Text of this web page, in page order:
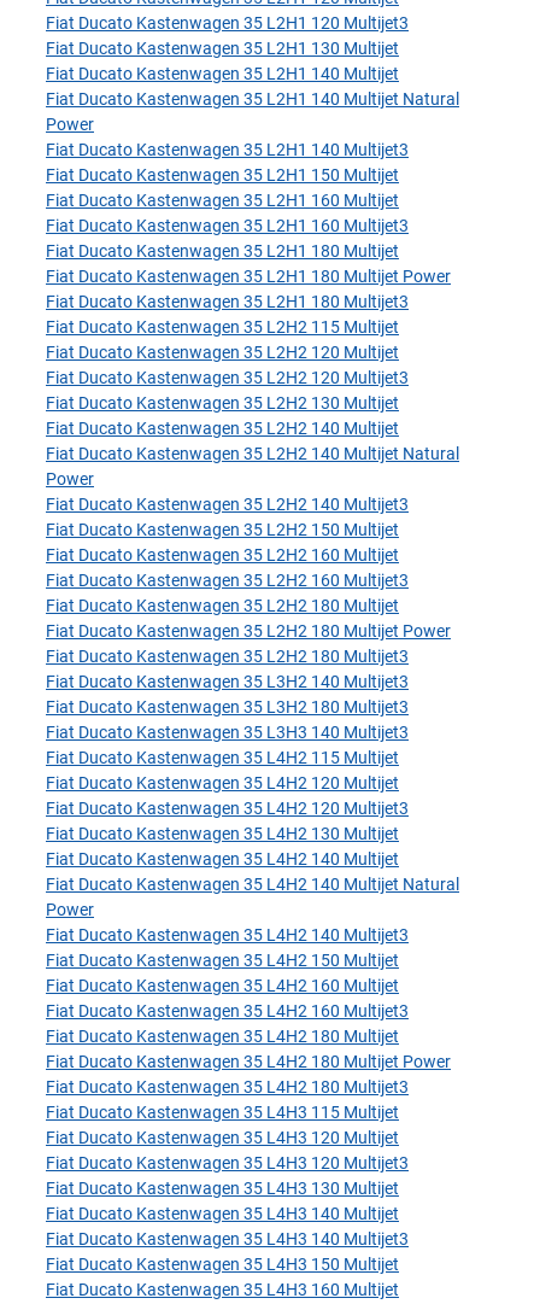
Fiat Ducato Kastenwagen 35 L2H1 120 Multijet3
Fiat Ducato Kastenwagen 35 L2H1 130 Multijet
Fiat Ducato Kastenwagen 35 L2H1 140 Multijet
Fiat Ducato Kastenwagen 35 L2H1 140 Multijet Natural
Power
Fiat Ducato Kastenwagen 35 L2H1 140 Multijet3
Fiat Ducato Kastenwagen 35 L2H1 150 Multijet
Fiat Ducato Kastenwagen 35 L2H1 160 Multijet
Fiat Ducato Kastenwagen 35 L2H1 160 Multijet3
Fiat Ducato Kastenwagen 35 L2H1 180 Multijet
Fiat Ducato Kastenwagen 35 L2H1 180 Multijet Power
Fiat Ducato Kastenwagen 35 L2H1 180 Multijet3
Fiat Ducato Kastenwagen 35 L2H2 115 Multijet
Fiat Ducato Kastenwagen 35 L2H2 120 Multijet
Fiat Ducato Kastenwagen 35 L2H2 120 Multijet3
Fiat Ducato Kastenwagen 35 L2H2 130 Multijet
Fiat Ducato Kastenwagen 35 L2H2 140 Multijet
Fiat Ducato Kastenwagen 35 L2H2 140 Multijet Natural
Power
Fiat Ducato Kastenwagen 35 L2H2 140 Multijet3
Fiat Ducato Kastenwagen 35 L2H2 150 Multijet
Fiat Ducato Kastenwagen 35 L2H2 160 Multijet
Fiat Ducato Kastenwagen 35 L2H2 160 Multijet3
Fiat Ducato Kastenwagen 35 L2H2 180 Multijet
Fiat Ducato Kastenwagen 35 L2H2 180 Multijet Power
Fiat Ducato Kastenwagen 35 L2H2 180 Multijet3
Fiat Ducato Kastenwagen 35 L3H2 140 Multijet3
Fiat Ducato Kastenwagen 35 L3H2 180 Multijet3
Fiat Ducato Kastenwagen 35 L3H3 140 Multijet3
Fiat Ducato Kastenwagen 35 L4H2 115 Multijet
Fiat Ducato Kastenwagen 35 L4H2 120 Multijet
Fiat Ducato Kastenwagen 35 L4H2 120 Multijet3
Fiat Ducato Kastenwagen 35 L4H2 130 Multijet
Fiat Ducato Kastenwagen 35 L4H2 140 Multijet
Fiat Ducato Kastenwagen 35 L4H2 140 Multijet Natural
Power
Fiat Ducato Kastenwagen 35 L4H2 140 Multijet3
Fiat Ducato Kastenwagen 35 L4H2 150 Multijet
Fiat Ducato Kastenwagen 35 L4H2 160 Multijet
Fiat Ducato Kastenwagen 35 L4H2 160 Multijet3
Fiat Ducato Kastenwagen 35 L4H2 180 Multijet
Fiat Ducato Kastenwagen 35 L4H2 180 Multijet Power
Fiat Ducato Kastenwagen 35 L4H2 180 Multijet3
Fiat Ducato Kastenwagen 35 L4H3 115 Multijet
Fiat Ducato Kastenwagen 35 L4H3 120 Multijet
Fiat Ducato Kastenwagen 35 L4H3 120 Multijet3
Fiat Ducato Kastenwagen 35 L4H3 130 Multijet
Fiat Ducato Kastenwagen 35 L4H3 140 Multijet
Fiat Ducato Kastenwagen 35 L4H3 140 Multijet3
Fiat Ducato Kastenwagen 35 L4H3 150 Multijet
Fiat Ducato Kastenwagen 35 L4H3 160 Multijet